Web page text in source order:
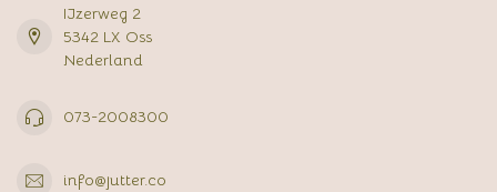
IJzerweg 2
5342 LX Oss
Nederland
073-2008300
info@jutter.co